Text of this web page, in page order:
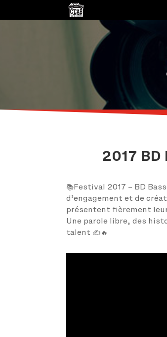
2017 BD
📚Festival 2017 – BD
d’engagement et de
présentent fièrement leur
Une parole libre, des
talent ✍️🔥